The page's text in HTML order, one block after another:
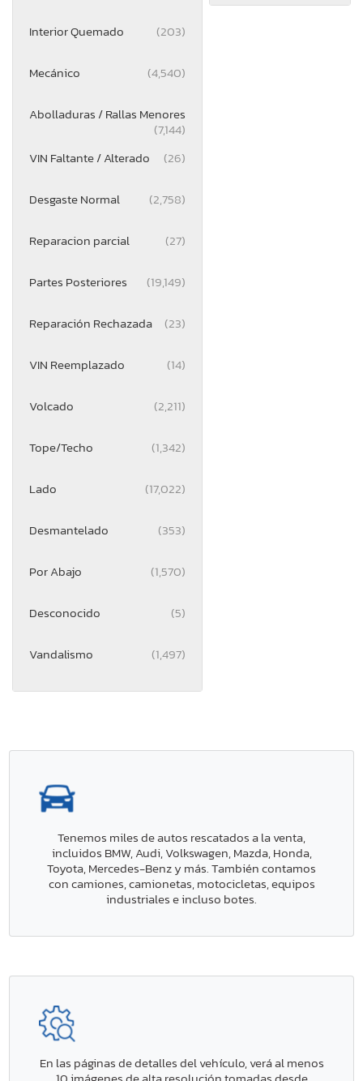
Interior Quemado (203)
Mecánico (4,540)
Abolladuras / Rallas Menores
(7,144)
VIN Faltante / Alterado
(26)
Desgaste Normal (2,758)
Reparacion parcial (27)
Partes Posteriores (19,149)
Reparación Rechazada (23)
VIN Reemplazado (14)
Volcado (2,211)
Tope/Techo (1,342)
Lado (17,022)
Desmantelado (353)
Por Abajo (1,570)
Desconocido (5)
Vandalismo (1,497)
Tenemos miles de autos rescatados a la venta,
incluidos BMW, Audi, Volkswagen, Mazda, Honda,
Toyota, Mercedes-Benz y más. También contamos
con camiones, camionetas, motocicletas, equipos
industriales e incluso botes.
En las páginas de detalles del vehículo, verá al menos